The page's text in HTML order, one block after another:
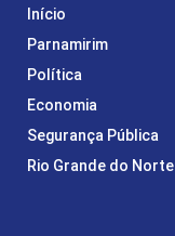
Início
Parnamirim
Política
Economia
Segurança Pública
Rio Grande do Norte